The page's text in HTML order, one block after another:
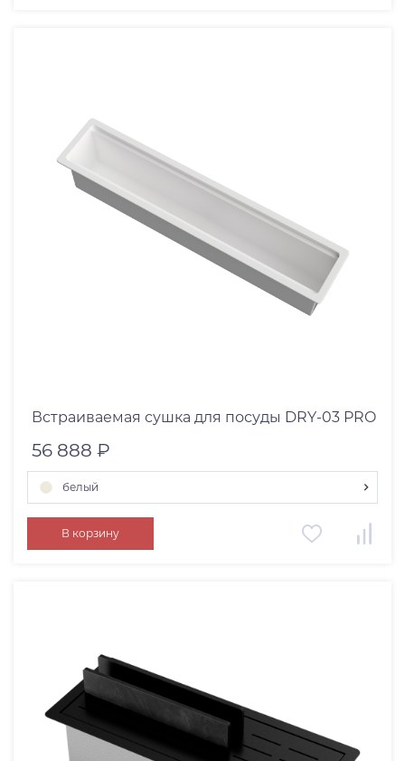
Встраиваемая сушка для посуды DRY-03 PRO
56 888 ₽
белый
белый
графит
wind green
В корзину